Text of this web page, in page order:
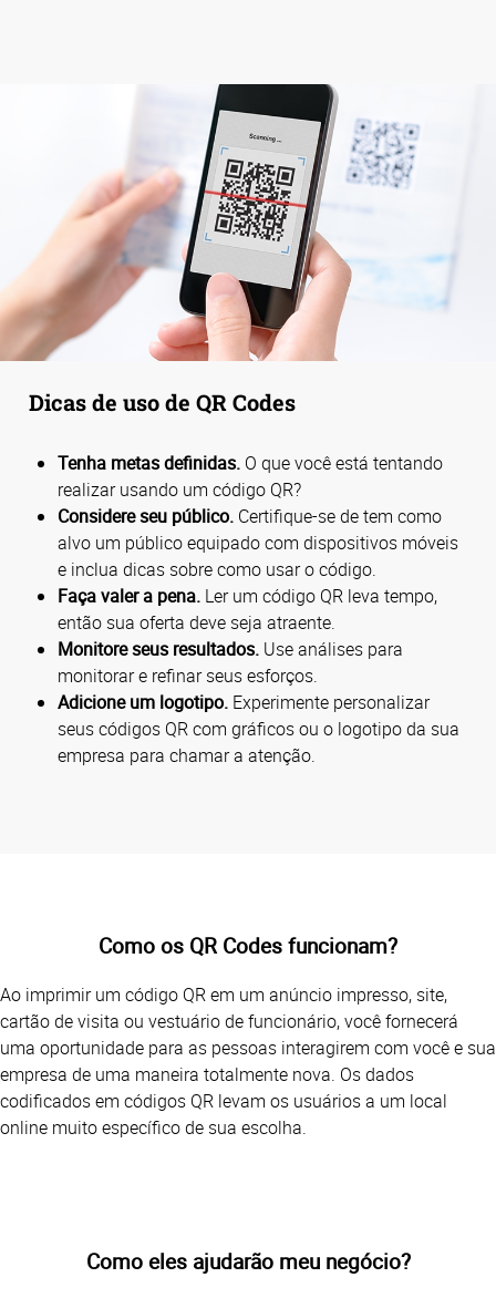
Dicas de uso de QR Codes
Tenha metas definidas. O que você está tentando
realizar usando um código QR?
Considere seu público. Certifique-se de tem como
alvo um público equipado com dispositivos móveis
e inclua dicas sobre como usar o código.
Faça valer a pena. Ler um código QR leva tempo,
então sua oferta deve seja atraente.
Monitore seus resultados. Use análises para
monitorar e refinar seus esforços.
Adicione um logotipo. Experimente personalizar
seus códigos QR com gráficos ou o logotipo da sua
empresa para chamar a atenção.
Como os QR Codes funcionam?
Ao imprimir um código QR em um anúncio impresso, site,
cartão de visita ou vestuário de funcionário, você fornecerá
uma oportunidade para as pessoas interagirem com você e sua
empresa de uma maneira totalmente nova. Os dados
codificados em códigos QR levam os usuários a um local
online muito específico de sua escolha.
Como eles ajudarão meu negócio?